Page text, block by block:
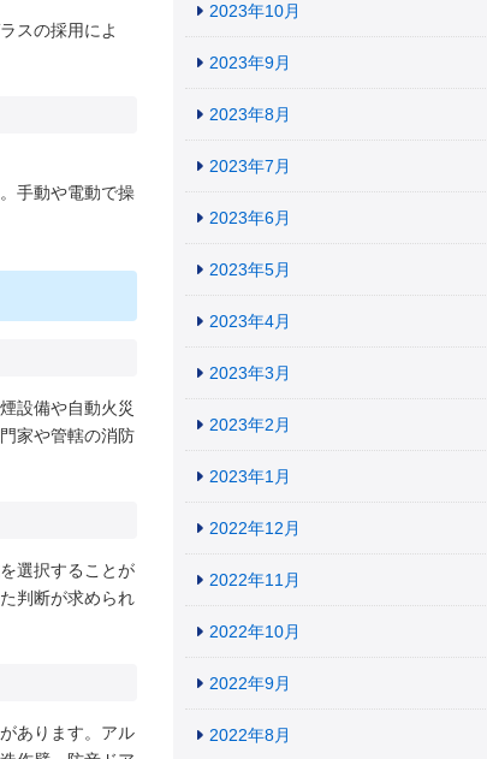
スの採用によ
手動や電動で操
設備や自動火災
家や管轄の消防
選択することが
判断が求められ
あります。アル
2023年10月
2023年9月
2023年8月
2023年7月
2023年6月
2023年5月
2023年4月
2023年3月
2023年2月
2023年1月
2022年12月
2022年11月
2022年10月
2022年9月
2022年8月